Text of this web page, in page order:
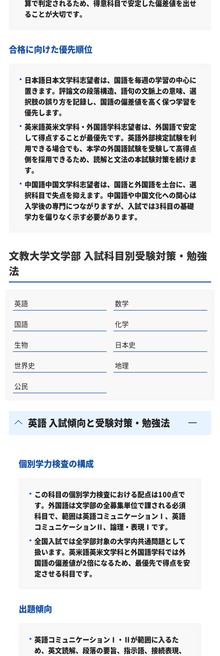
大学入学共通テスト利用入試2期（共通／2026年度）
大学入学共通テスト利用入試3期（共通／2026年度）
学科・専攻（コース）の概要
取得できる資格・主な卒業後の進路
文教大学文学部の所在地
文教大学文学部の周辺地図
「文教大学文学部に受かる気がしない」とやる気を
なくしている受験生へ
格できる？
大学受験対策いつから始める？学年・時期別の勉強
のポイント
浪人生、社会人の方の文教大学文学部合格に向けた
文教大学以外の文学部・関連学部を偏差値から探す
文教大学文学部受験生からのよくある質問
算で判定されるため、得意科目で安定した偏差値を出せ
ることが大切です。
合格に向けた優先順位
日本語日本文学科志望者は、国語を毎週の学習の中心に
置きます。評論文の段落構造、語句の文脈上の意味、選
択肢の誤り方を記録し、国語の偏差値を高く保つ学習を
優先します。
英米語英米文学科・外国語学科志望者は、外国語で安定
して得点することが最優先です。英語外部検定試験を利
用できる場合でも、本学の外国語試験を受験して高得点
側を採用できるため、読解と文法の本試験対策を続けま
す。
中国語中国文学科志望者は、国語と外国語を土台に、選
択科目で失点を抑えます。中国語や中国文化への関心は
入学後の専門につながりますが、入試では3科目の基礎
学力を偏りなく示す必要があります。
文教大学文学部 入試科目別受験対策・勉強
法
英語 数学
国語 化学
生物 日本史
世界史 地理
公民
英語 入試傾向と受験対策・勉強法
個別学力検査の構成
この科目の個別学力検査における配点は100点で
す。 外国語は文学部の全募集単位で課される必須
科目で、範囲は英語コミュニケーションⅠ、英語
コミュニケーションⅡ、論理・表現Ⅰです。
全国入試では全学部対象の大学内共通問題として
扱います。英米語英米文学科と外国語学科では外
国語の偏差値が2倍になるため、最優先で得点を安
定させる科目です。
出題傾向
英語コミュニケーションⅠ・Ⅱが範囲に入るた
め、英文読解、段落の要旨、指示語、接続表現、